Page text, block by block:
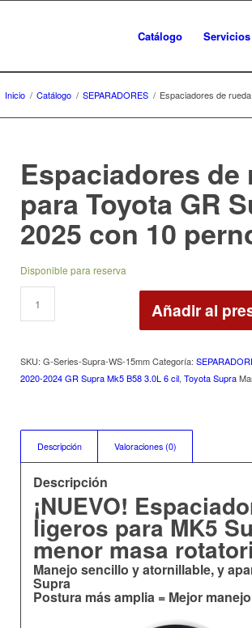
Catálogo Servicios
Inicio / Catálogo / SEPARADORES / Espaciadores de
Espaciadores
para Toyota GR
2025 con 10
Disponible para reserva
Añadir al
SKU:G-Series-Supra-WS-15mm Categoría:
2020-2024 GR Supra Mk5 B58 3.0L 6 cil,Toyota Supra
Descripción Valoraciones (0)
Descripción
¡NUEVO!
ligeros para MK5
menor masa
Manejo sencillo y atornillable, y
Supra
Postura más amplia = Mejor